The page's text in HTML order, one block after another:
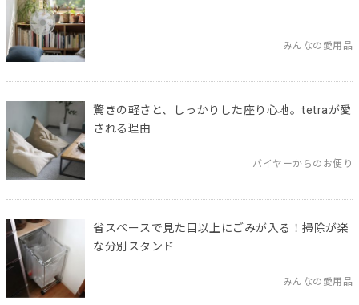
みんなの愛用品
驚きの軽さと、しっかりした座り心地。tetraが愛
される理由
バイヤーからのお便り
省スペースで見た目以上にごみが入る！掃除が楽
な分別スタンド
みんなの愛用品